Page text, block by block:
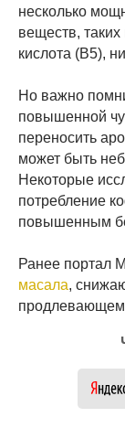
несколько
веществ,
кислота (B5),
Но важно
повышенной
переносить
может быть
Некоторые
потребление
повышенным
Ранее портал
масала,
продлевающем